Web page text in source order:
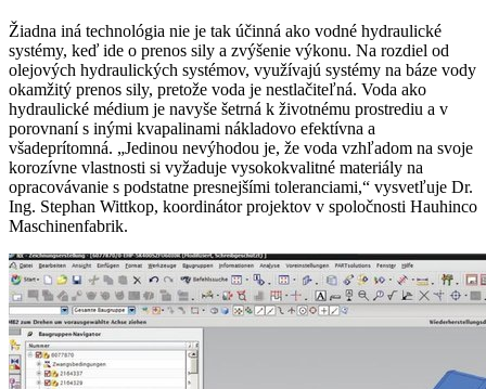
Žiadna iná technológia nie je tak účinná ako vodné hydraulické
systémy, keď ide o prenos sily a zvýšenie výkonu. Na rozdiel od
olejových hydraulických systémov, využívajú systémy na báze vody
okamžitý prenos sily, pretože voda je nestlačiteľná. Voda ako
hydraulické médium je navyše šetrná k životnému prostrediu a v
porovnaní s inými kvapalinami nákladovo efektívna a
všadeprítomná. „Jedinou nevýhodou je, že voda vzhľadom na svoje
korozívne vlastnosti si vyžaduje vysokokvalitné materiály na
opracovávanie s podstatne presnejšími toleranciami,“ vysvetľuje Dr.
Ing. Stephan Wittkop, koordinátor projektov v spoločnosti Hauhinco
Maschinenfabrik.